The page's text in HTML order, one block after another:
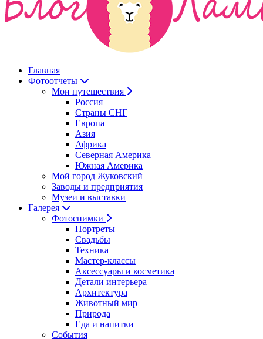
Главная
Фотоотчеты
Мои путешествия
Россия
Страны СНГ
Европа
Азия
Африка
Северная Америка
Южная Америка
Мой город Жуковский
Заводы и предприятия
Музеи и выставки
Галерея
Фотоснимки
Портреты
Свадьбы
Техника
Мастер-классы
Аксессуары и косметика
Детали интерьера
Архитектура
Животный мир
Природа
Еда и напитки
События